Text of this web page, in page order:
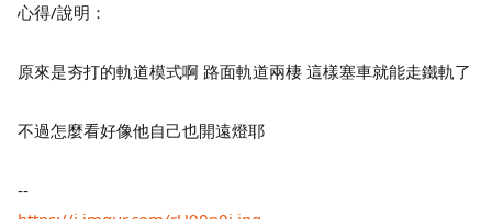
心得/說明：
原來是夯打的軌道模式啊 路面軌道兩棲 這樣塞車就能走鐵軌了
不過怎麼看好像他自己也開遠燈耶
--